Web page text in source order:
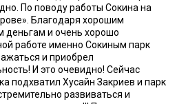
По поводу работы Сокина на
Благодаря хорошим
и очень хорошо
работе именно Сокиным парк
и приобрел
И это очевидно! Сейчас
подхватил Хусайн Закриев и парк
развиваться и